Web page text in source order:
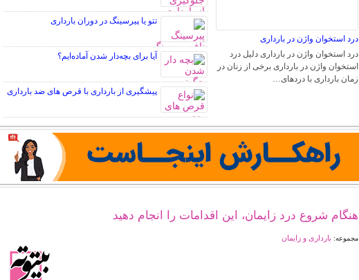
درد استخوان واژن در بارداری
درد استخوان واژن در بارداری دلیل درد
استخوان واژن در بارداری برخی از زنان در
زمان بارداری با دردهای…
تتو یا پیرسینگ در دوران بارداری
آیا برای بچه‌دار شدن آماده‌ایم؟
پیشگیری از بارداری با قرص های ضد بارداری
هنگام شروع درد زایمان، این اقدامات را انجام دهید
مجموعه: بارداری و زایمان